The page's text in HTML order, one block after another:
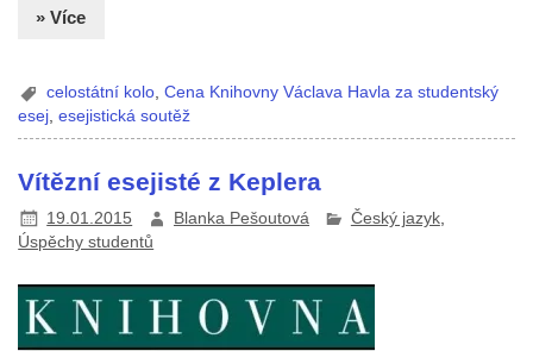
» Více
celostátní kolo,Cena Knihovny Václava Havla za studentský
esej,esejistická soutěž
Vítězní esejisté z Keplera
19.01.2015 Blanka Pešoutová Český jazyk,
Úspěchy studentů